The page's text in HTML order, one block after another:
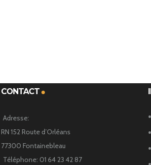
CONTACT
Adresse:
RN 152 Route d’Orléans
77300 Fontainebleau
Téléphone: 01 64 23 42 87